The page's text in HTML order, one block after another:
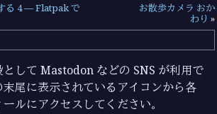
る 4 — Flatpak で
お散歩カメラ おか
わり »
して Mastodon などの SNS が利用で
尾に表示されているアイコンから各
ルにアクセスしてください。